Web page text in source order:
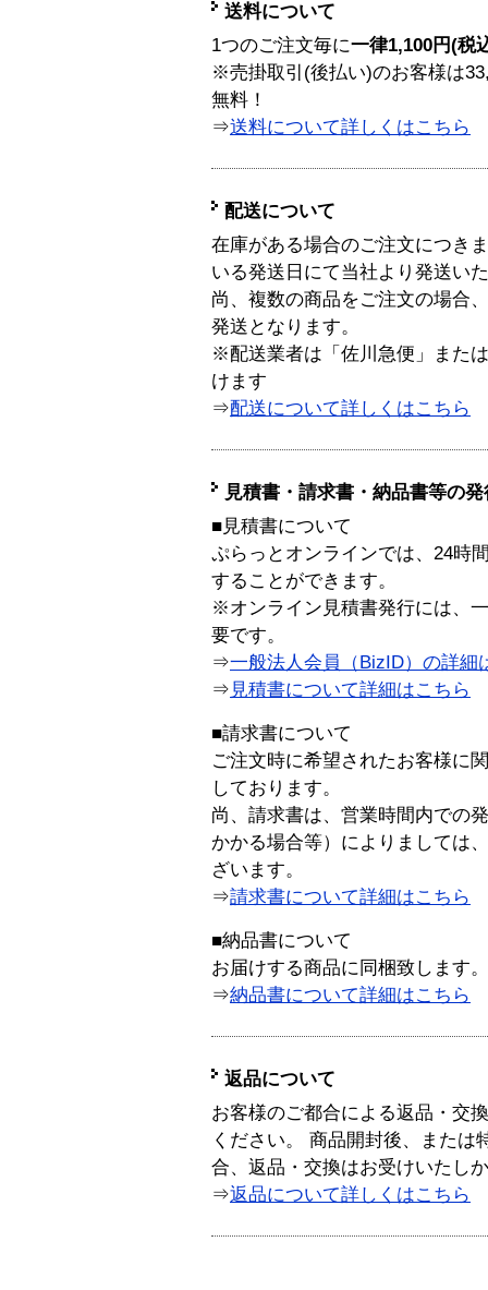
送料について
1つのご注文毎に一律1,100円(税
※売掛取引(後払い)のお客様は
無料！
⇒送料について詳しくはこちら
配送について
在庫がある場合のご注文につき
いる発送日にて当社より発送い
尚、複数の商品をご注文の場合
発送となります。
※配送業者は「佐川急便」また
けます
⇒配送について詳しくはこちら
見積書・請求書・納品書等の
■見積書について
ぷらっとオンラインでは、24時
することができます。
※オンライン見積書発行には、
要です。
⇒一般法人会員（BizID）の詳細
⇒ 見積書について詳細はこちら
■請求書について
ご注文時に希望されたお客様に
しております。
尚、請求書は、営業時間内での
かかる場合等）によりましては
ざいます。
⇒請求書について詳細はこちら
■納品書について
お届けする商品に同梱致します。
⇒納品書について詳細はこちら
返品について
お客様のご都合による返品・交
ください。 商品開封後、または
合、返品・交換はお受けいたし
⇒返品について詳しくはこちら